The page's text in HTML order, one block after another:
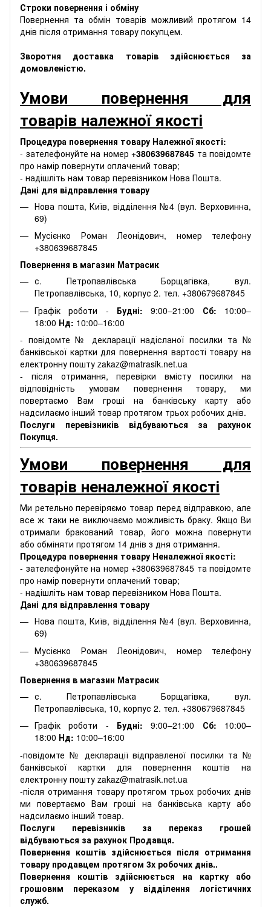
Строки повернення і обміну
Повернення та обмін товарів можливий протягом 14
днів після отримання товару покупцем.
Зворотня доставка товарів здійснюється за
домовленістю.
Умови повернення для
товарів належної якості
Процедура повернення товару Належної якості:
- зателефонуйте на номер +380639687845 та повідомте
про намір повернути оплачений товар;
- надішліть нам товар перевізником Нова Пошта.
Дані для відправлення товару
Нова пошта, Київ, відділення №4 (вул. Верховинна,
69)
Мусієнко Роман Леонідович, номер телефону
+380639687845
Повернення в магазин Матрасик
с. Петропавлівська Борщагівка, вул.
Петропавлівська, 10, корпус 2. тел. +380679687845
Графік роботи - Будні: 9:00–21:00 Сб: 10:00–
18:00 Нд: 10:00–16:00
- повідомте № декларації надісланої посилки та №
банківської картки для повернення вартості товару на
електронну пошту zakaz@matrasik.net.ua
- після отримання, перевірки вмісту посилки на
відповідність умовам повернення товару, ми
повертаємо Вам гроші на банківську карту або
надсилаємо інший товар протягом трьох робочих днів.
Послуги перевізників відбуваються за рахунок
Покупця.
Умови повернення для
товарів неналежної якості
Ми ретельно перевіряємо товар перед відправкою, але
все ж таки не виключаємо можливість браку. Якщо Ви
отримали бракований товар, його можна повернути
або обміняти протягом 14 днів з дня отримання.
Процедура повернення товару Неналежної якості:
- зателефонуйте на номер +380639687845 та повідомте
про намір повернути оплачений товар;
- надішліть нам товар перевізником Нова Пошта.
Дані для відправлення товару
Нова пошта, Київ, відділення №4 (вул. Верховинна,
69)
Мусієнко Роман Леонідович, номер телефону
+380639687845
Повернення в магазин Матрасик
с. Петропавлівська Борщагівка, вул.
Петропавлівська, 10, корпус 2. тел. +380679687845
Графік роботи - Будні: 9:00–21:00 Сб: 10:00–
18:00 Нд: 10:00–16:00
-повідомте № декларації відправленої посилки та №
банківської картки для повернення коштів на
електронну пошту zakaz@matrasik.net.ua
-після отримання товару протягом трьох робочих днів
ми повертаємо Вам гроші на банківська карту або
надсилаємо інший товар.
Послуги перевізників за переказ грошей
відбуваються за рахунок Продавця.
Повернення коштів здійснюється після отримання
товару продавцем протягом 3х робочих днів..
Повернення коштів здійснюється на картку або
грошовим переказом у відділення логістичних
служб.